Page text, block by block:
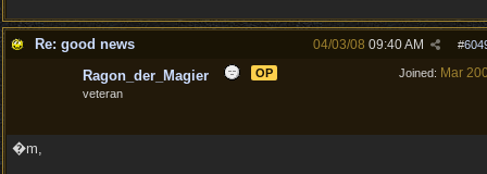
Re: good news #
04/03/08 09:40 AM
Joined: Mar
Ragon_der_Magier
OP
veteran
�m,